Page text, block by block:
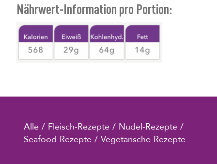
Nährwert-Information pro Portion:
Alle / Fleisch-Rezepte / Nudel-Rezepte /
Seafood-Rezepte / Vegetarische-Rezepte